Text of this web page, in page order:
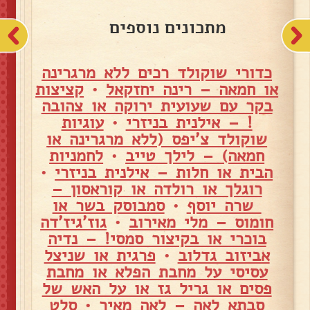
מתכונים נוספים
כדורי שוקולד רכים ללא מרגרינה
או חמאה – רינה יחזקאל • קציצות
בקר עם שעועית ירוקה או צהובה
! – אילנית בניזרי •עוגיות
שוקולד צ'יפס (ללא מרגרינה או
חמאה) – לילך טייב • לחמניות
הבית או חלות – אילנית בניזרי •
רוגלך או רולדה או קוראסון –
שרה יוסף •סמבוסק בשר או
חומוס – מלי מאירוב • גוז'גיז'דה
בוכרי או בקיצור סמסי! – נדיה
אביזוב גדלוב • פרגית או שניצל
עסיסי על מחבת הפלא או מחבת
פסים או גריל גז או על האש של
סבתא לאה – לאה מאיר •סלט